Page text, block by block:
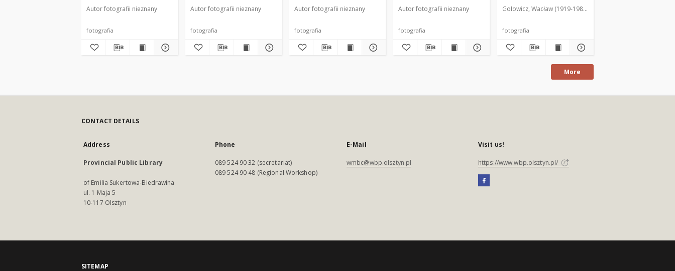
Autor fotografii nieznany
fotografia
Autor fotografii nieznany
fotografia
Autor fotografii nieznany
fotografia
Autor fotografii nieznany
fotografia
Gołowicz, Wacław (1919-1983). Fot.
fotografia
More
CONTACT DETAILS
Address
Provincial Public Library
of Emilia Sukertowa-Biedrawina
ul. 1 Maja 5
10-117 Olsztyn
Phone
089 524 90 32 (secretariat)
089 524 90 48 (Regional Workshop)
E-Mail
wmbc@wbp.olsztyn.pl
Visit us!
https://www.wbp.olsztyn.pl/
SITEMAP